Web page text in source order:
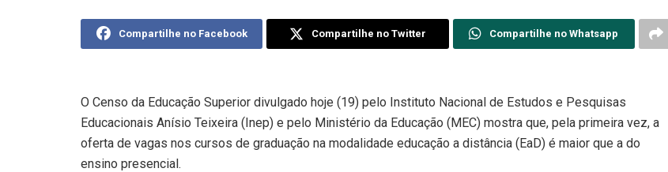
Compartilhe no Facebook Compartilhe no Twitter Compartilhe no Whatsapp
O Censo da Educação Superior divulgado hoje (19) pelo Instituto Nacional de Estudos e Pesquisas
Educacionais Anísio Teixeira (Inep) e pelo Ministério da Educação (MEC) mostra que, pela primeira vez, a
oferta de vagas nos cursos de graduação na modalidade educação a distância (EaD) é maior que a do
ensino presencial.